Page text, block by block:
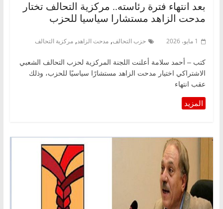
بعد انتهاء فترة رئاسته.. مركزية التحالف تختار
مدحت الزاهد مستشارا سياسيا للحزب
1 مايو، 2026 حزب التحالف, مدحت الزاهد, مركزية التحالف
كتب – أحمد سلامة أعلنت اللجنة المركزية لحزب التحالف الشعبي
الاشتراكي اختيار مدحت الزاهد مستشارًا سياسيًا للحزب، وذلك
عقب انتهاء